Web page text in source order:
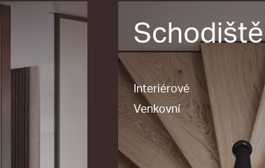
Schodiště
Interiérové
Venkovní